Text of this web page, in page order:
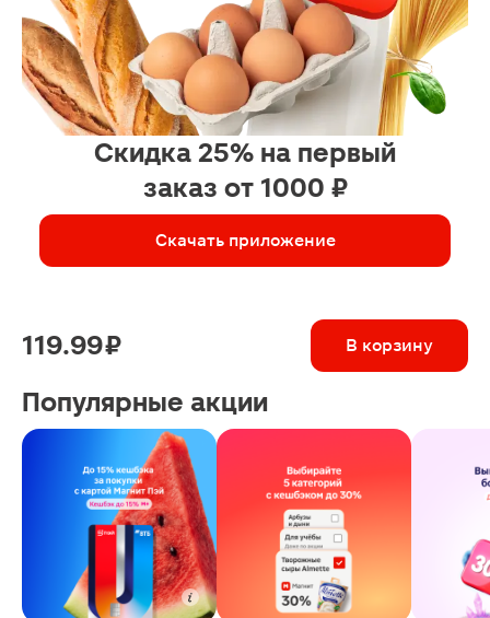
Скидка 25% на первый
заказ от 1000 ₽
Скачать приложение
119.99 ₽ В корзину
Популярные акции